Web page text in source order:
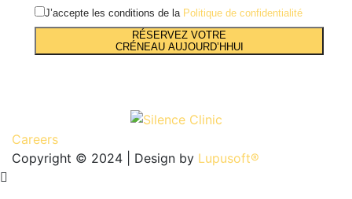
J’accepte les conditions de la Politique de confidentialité
RÉSERVEZ VOTRE
CRÉNEAU AUJOURD’HHUI
Careers
Copyright © 2024 | Design by Lupusoft®